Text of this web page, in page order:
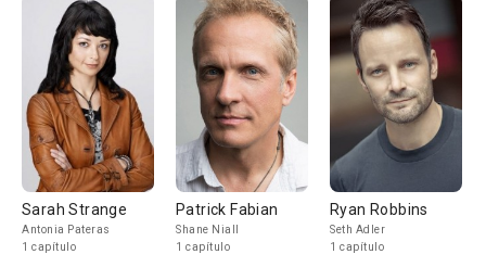
Sarah Strange
Antonia Pateras
1 capítulo
Patrick Fabian
Shane Niall
1 capítulo
Ryan Robbins
Seth Adler
1 capítulo